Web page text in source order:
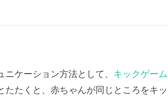
ケーション方法として、 キックゲーム
たくと、赤ちゃんが同じところをキッ